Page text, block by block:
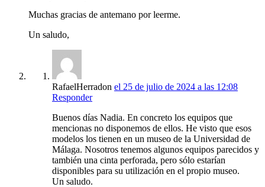
Muchas gracias de antemano por leerme.
Un saludo,
RafaelHerradon el 25 de julio de 2024 a las 12:08
Responder
Buenos días Nadia. En concreto los equipos que
mencionas no disponemos de ellos. He visto que esos
modelos los tienen en un museo de la Universidad de
Málaga. Nosotros tenemos algunos equipos parecidos y
también una cinta perforada, pero sólo estarían
disponibles para su utilización en el propio museo.
Un saludo.